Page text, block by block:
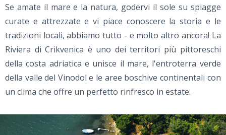
Se amate il mare e la natura, godervi il sole su spiagge
curate e attrezzate e vi piace conoscere la storia e le
tradizioni locali, abbiamo tutto - e molto altro ancora! La
Riviera di Crikvenica è uno dei territori più pittoreschi
della costa adriatica e unisce il mare, l'entroterra verde
della valle del Vinodol e le aree boschive continentali con
un clima che offre un perfetto rinfresco in estate.